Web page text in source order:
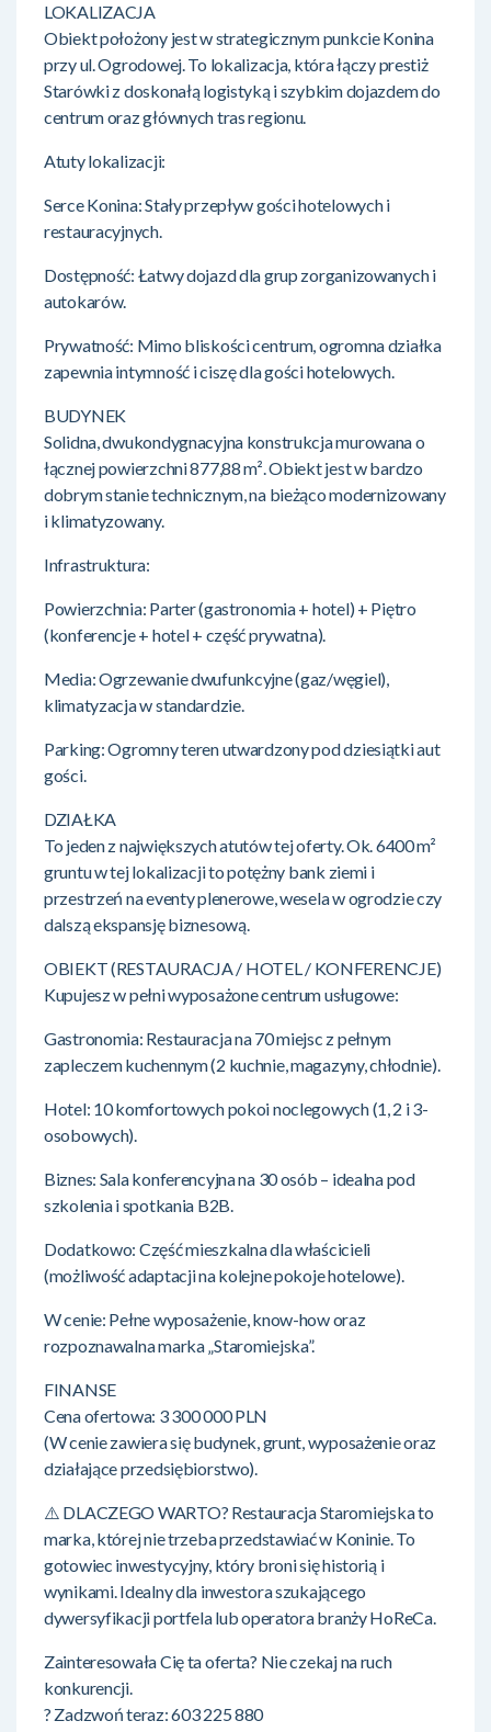
LOKALIZACJA
Obiekt położony jest w strategicznym punkcie Konina
przy ul. Ogrodowej. To lokalizacja, która łączy prestiż
Starówki z doskonałą logistyką i szybkim dojazdem do
centrum oraz głównych tras regionu.
Atuty lokalizacji:
Serce Konina: Stały przepływ gości hotelowych i
restauracyjnych.
Dostępność: Łatwy dojazd dla grup zorganizowanych i
autokarów.
Prywatność: Mimo bliskości centrum, ogromna działka
zapewnia intymność i ciszę dla gości hotelowych.
BUDYNEK
Solidna, dwukondygnacyjna konstrukcja murowana o
łącznej powierzchni 877,88 m². Obiekt jest w bardzo
dobrym stanie technicznym, na bieżąco modernizowany
i klimatyzowany.
Infrastruktura:
Powierzchnia: Parter (gastronomia + hotel) + Piętro
(konferencje + hotel + część prywatna).
Media: Ogrzewanie dwufunkcyjne (gaz/węgiel),
klimatyzacja w standardzie.
Parking: Ogromny teren utwardzony pod dziesiątki aut
gości.
DZIAŁKA
To jeden z największych atutów tej oferty. Ok. 6400 m²
gruntu w tej lokalizacji to potężny bank ziemi i
przestrzeń na eventy plenerowe, wesela w ogrodzie czy
dalszą ekspansję biznesową.
OBIEKT (RESTAURACJA / HOTEL / KONFERENCJE)
Kupujesz w pełni wyposażone centrum usługowe:
Gastronomia: Restauracja na 70 miejsc z pełnym
zapleczem kuchennym (2 kuchnie, magazyny, chłodnie).
Hotel: 10 komfortowych pokoi noclegowych (1, 2 i 3-
osobowych).
Biznes: Sala konferencyjna na 30 osób – idealna pod
szkolenia i spotkania B2B.
Dodatkowo: Część mieszkalna dla właścicieli
(możliwość adaptacji na kolejne pokoje hotelowe).
W cenie: Pełne wyposażenie, know-how oraz
rozpoznawalna marka „Staromiejska”.
FINANSE
Cena ofertowa: 3 300 000 PLN
(W cenie zawiera się budynek, grunt, wyposażenie oraz
działające przedsiębiorstwo).
⚠️ DLACZEGO WARTO? Restauracja Staromiejska to
marka, której nie trzeba przedstawiać w Koninie. To
gotowiec inwestycyjny, który broni się historią i
wynikami. Idealny dla inwestora szukającego
dywersyfikacji portfela lub operatora branży HoReCa.
Zainteresowała Cię ta oferta? Nie czekaj na ruch
konkurencji.
? Zadzwoń teraz: 603 225 880